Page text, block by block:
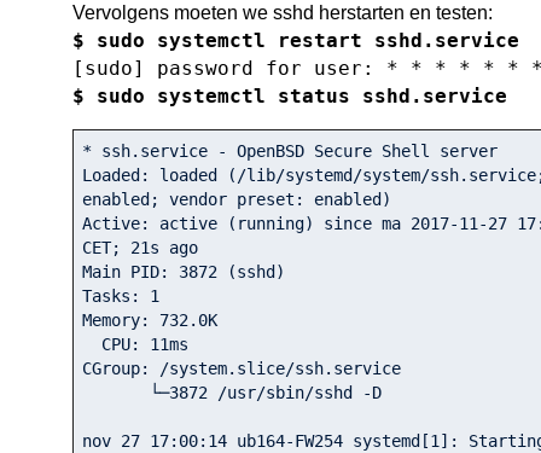
Vervolgens moeten we sshd herstarten en testen:
$ sudo systemctl restart sshd.service
[sudo] password for user: * * * * * *
$ sudo systemctl status sshd.service
* ssh.service - OpenBSD Secure Shell server
Loaded: loaded (/lib/systemd/system/
enabled; vendor preset: enabled)
Active: active (running) since ma 2017-11 -27 17
CET; 21s ago
Main PID: 3872 (sshd)
Tasks: 1
Memory: 732.0K
  CPU:
11ms
CGroup: /system.slice/ssh.service
       └─
3872 /usr/sbin/sshd -D
nov 27 17: 00: 14 ub164-FW254 systemd[1 ]: